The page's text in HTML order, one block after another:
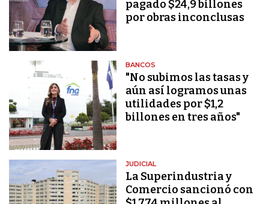
pagado $24,9 billones
por obras inconclusas
BANCOS
"No subimos las tasas y
aún así logramos unas
utilidades por $1,2
billones en tres años"
JUDICIAL
La Superindustria y
Comercio sancionó con